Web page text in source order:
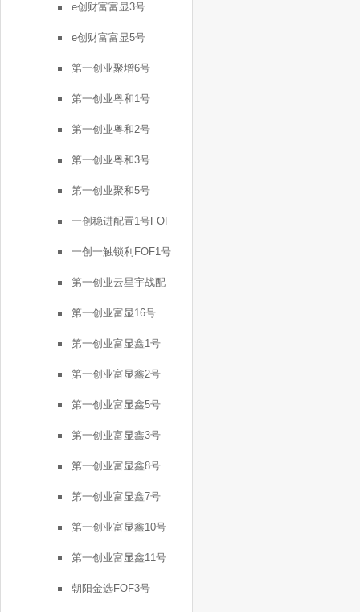
e创财富富显3号
e创财富富显5号
第一创业聚增6号
第一创业粤和1号
第一创业粤和2号
第一创业粤和3号
第一创业聚和5号
一创稳进配置1号FOF
一创一触锁利FOF1号
第一创业云星宇战配
第一创业富显16号
第一创业富显鑫1号
第一创业富显鑫2号
第一创业富显鑫5号
第一创业富显鑫3号
第一创业富显鑫8号
第一创业富显鑫7号
第一创业富显鑫10号
第一创业富显鑫11号
朝阳金选FOF3号